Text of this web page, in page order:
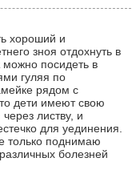
хороший и
зноя отдохнуть в
посидеть в
гуляя по
рядом с
дети имеют свою
листву, и
для уединения.
только поднимаю
болезней